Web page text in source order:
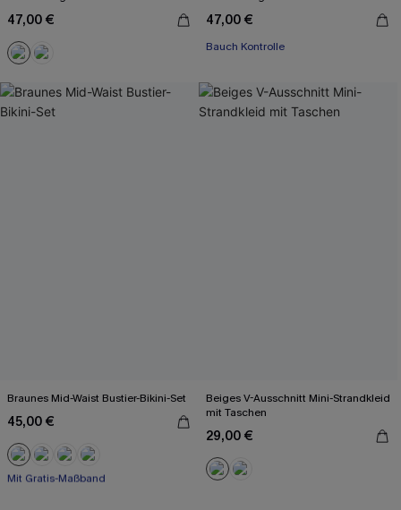
47,00 € 47,00 €
Bauch Kontrolle
Braunes Mid-Waist Bustier-Bikini-Set
45,00 €
Mit Gratis-Maßband
Nahtlos
Beiges V-Ausschnitt Mini-Strandkleid
mit Taschen
29,00 €